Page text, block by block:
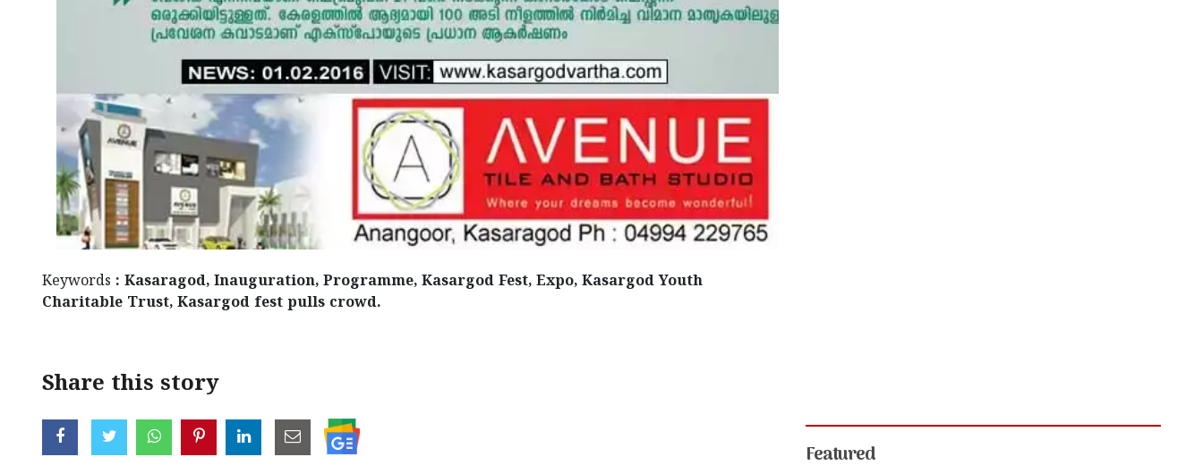
Keywords : Kasaragod, Inauguration, Programme, Kasargod Fest, Expo, Kasargod Youth
Charitable Trust, Kasargod fest pulls crowd.
Share this story
Featured